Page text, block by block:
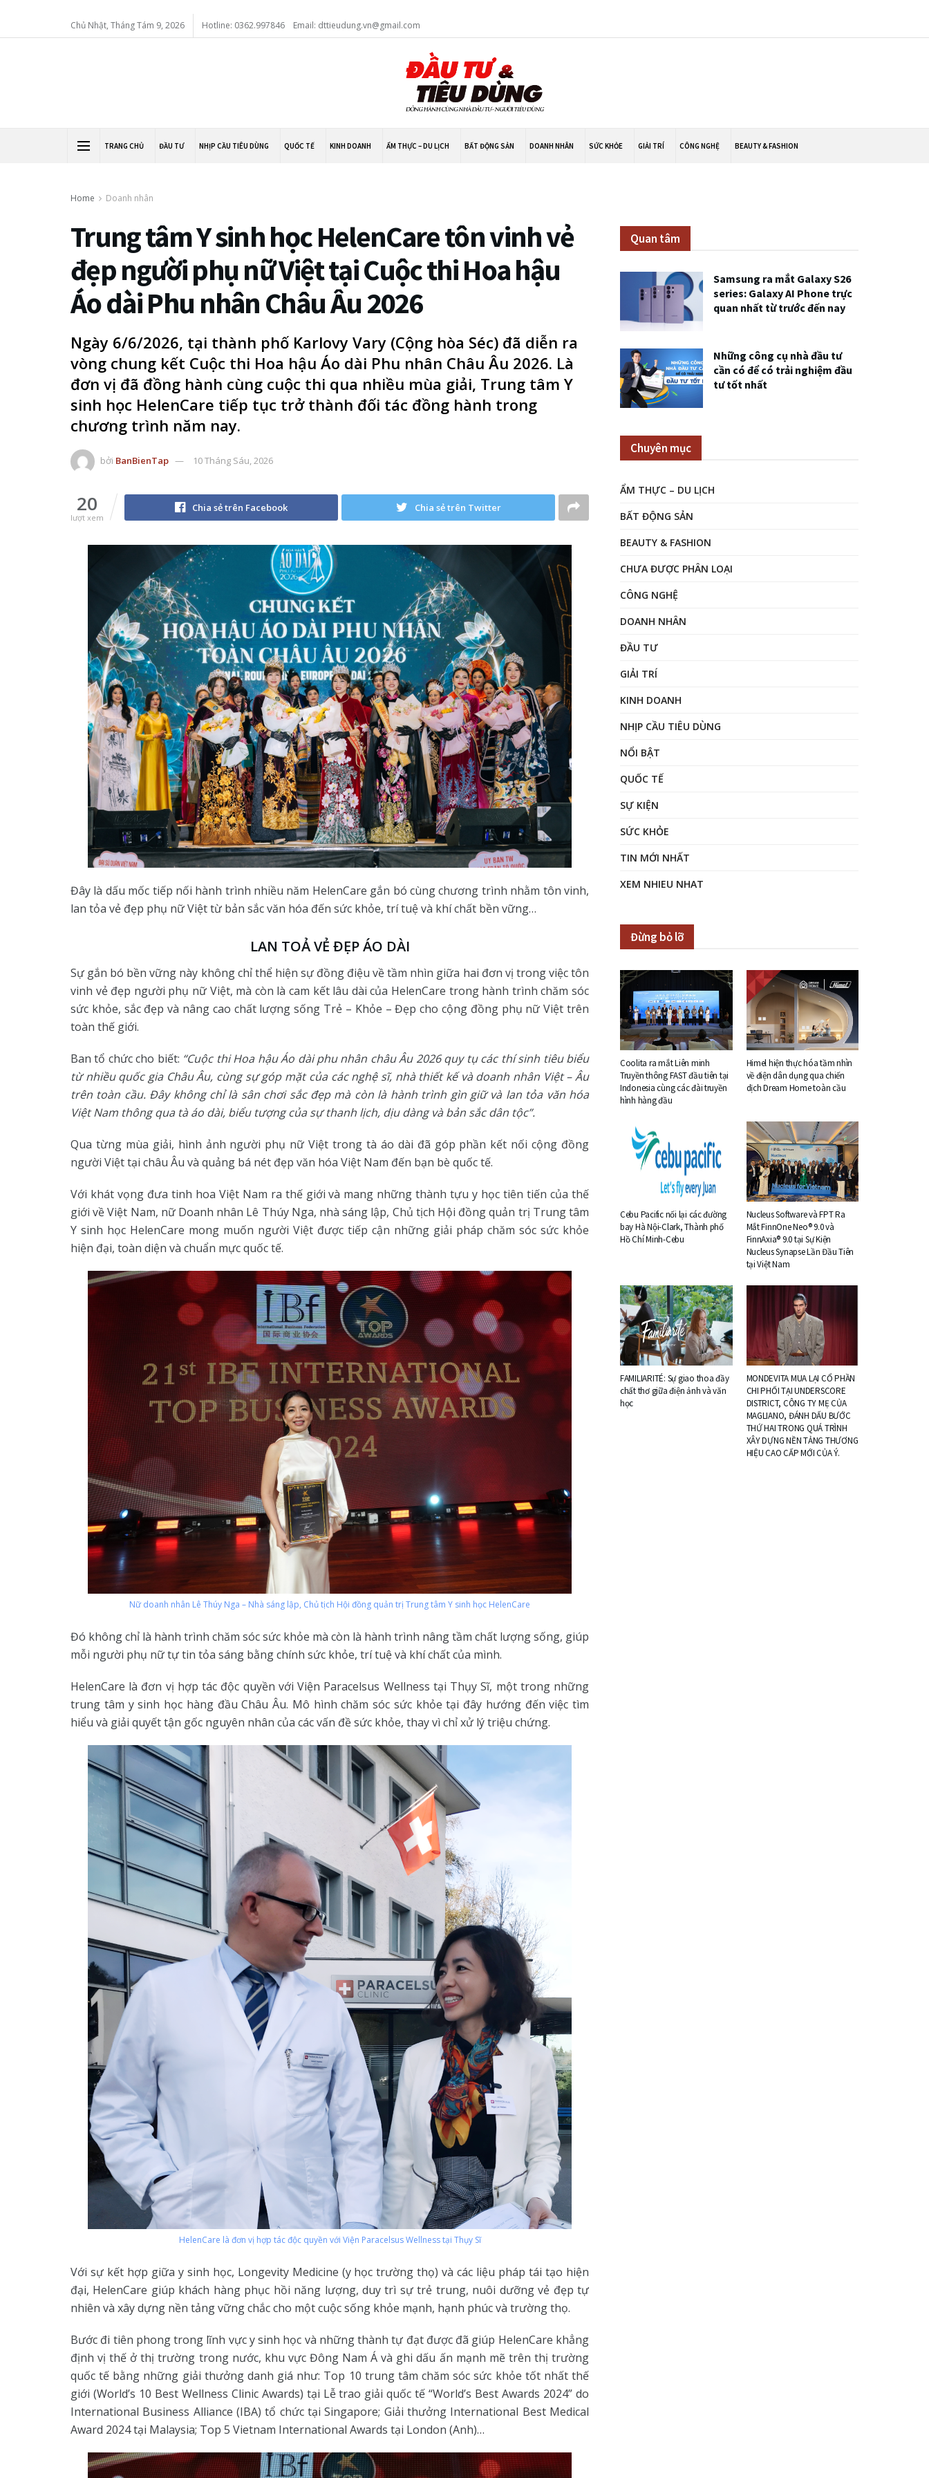
Chủ Nhật, Tháng Tám 9, 2026 Hotline: 0362.997846 Email: dttieudung.vn@gmail.com
TRANG CHỦ ĐẦU TƯ NHỊP CẦU TIÊU DÙNG QUỐC TẾ KINH DOANH ẨM THỰC – DU LỊCH BẤT ĐỘNG SẢN DOANH NHÂN SỨC KHỎE GIẢI TRÍ CÔNG NGHỆ BEAUTY & FASHION
Home Doanh nhân
Trung tâm Y sinh học HelenCare tôn vinh vẻ
đẹp người phụ nữ Việt tại Cuộc thi Hoa hậu
Áo dài Phu nhân Châu Âu 2026
Ngày 6/6/2026, tại thành phố Karlovy Vary (Cộng hòa Séc) đã diễn ra
vòng chung kết Cuộc thi Hoa hậu Áo dài Phu nhân Châu Âu 2026. Là
đơn vị đã đồng hành cùng cuộc thi qua nhiều mùa giải, Trung tâm Y
sinh học HelenCare tiếp tục trở thành đối tác đồng hành trong
chương trình năm nay.
bởi BanBienTap 10 Tháng Sáu, 2026
20
lượt xem
Chia sẻ trên Facebook Chia sẻ trên Twitter
Đây là dấu mốc tiếp nối hành trình nhiều năm HelenCare gắn bó cùng chương trình nhằm tôn vinh,
lan tỏa vẻ đẹp phụ nữ Việt từ bản sắc văn hóa đến sức khỏe, trí tuệ và khí chất bền vững…
LAN TOẢ VẺ ĐẸP ÁO DÀI
Sự gắn bó bền vững này không chỉ thể hiện sự đồng điệu về tầm nhìn giữa hai đơn vị trong việc tôn
vinh vẻ đẹp người phụ nữ Việt, mà còn là cam kết lâu dài của HelenCare trong hành trình chăm sóc
sức khỏe, sắc đẹp và nâng cao chất lượng sống Trẻ – Khỏe – Đẹp cho cộng đồng phụ nữ Việt trên
toàn thế giới.
Ban tổ chức cho biết: “Cuộc thi Hoa hậu Áo dài phu nhân châu Âu 2026 quy tụ các thí sinh tiêu biểu
từ nhiều quốc gia Châu Âu, cùng sự góp mặt của các nghệ sĩ, nhà thiết kế và doanh nhân Việt – Âu
trên toàn cầu. Đây không chỉ là sân chơi sắc đẹp mà còn là hành trình gìn giữ và lan tỏa văn hóa
Việt Nam thông qua tà áo dài, biểu tượng của sự thanh lịch, dịu dàng và bản sắc dân tộc”.
Qua từng mùa giải, hình ảnh người phụ nữ Việt trong tà áo dài đã góp phần kết nối cộng đồng
người Việt tại châu Âu và quảng bá nét đẹp văn hóa Việt Nam đến bạn bè quốc tế.
Với khát vọng đưa tinh hoa Việt Nam ra thế giới và mang những thành tựu y học tiên tiến của thế
giới về Việt Nam, nữ Doanh nhân Lê Thúy Nga, nhà sáng lập, Chủ tịch Hội đồng quản trị Trung tâm
Y sinh học HelenCare mong muốn người Việt được tiếp cận những giải pháp chăm sóc sức khỏe
hiện đại, toàn diện và chuẩn mực quốc tế.
Nữ doanh nhân Lê Thúy Nga – Nhà sáng lập, Chủ tịch Hội đồng quản trị Trung tâm Y sinh học HelenCare
Đó không chỉ là hành trình chăm sóc sức khỏe mà còn là hành trình nâng tầm chất lượng sống, giúp
mỗi người phụ nữ tự tin tỏa sáng bằng chính sức khỏe, trí tuệ và khí chất của mình.
HelenCare là đơn vị hợp tác độc quyền với Viện Paracelsus Wellness tại Thụy Sĩ, một trong những
trung tâm y sinh học hàng đầu Châu Âu. Mô hình chăm sóc sức khỏe tại đây hướng đến việc tìm
hiểu và giải quyết tận gốc nguyên nhân của các vấn đề sức khỏe, thay vì chỉ xử lý triệu chứng.
HelenCare là đơn vị hợp tác độc quyền với Viện Paracelsus Wellness tại Thụy Sĩ
Với sự kết hợp giữa y sinh học, Longevity Medicine (y học trường thọ) và các liệu pháp tái tạo hiện
đại, HelenCare giúp khách hàng phục hồi năng lượng, duy trì sự trẻ trung, nuôi dưỡng vẻ đẹp tự
nhiên và xây dựng nền tảng vững chắc cho một cuộc sống khỏe mạnh, hạnh phúc và trường thọ.
Bước đi tiên phong trong lĩnh vực y sinh học và những thành tự đạt được đã giúp HelenCare khẳng
định vị thế ở thị trường trong nước, khu vực Đông Nam Á và ghi dấu ấn mạnh mẽ trên thị trường
quốc tế bằng những giải thưởng danh giá như: Top 10 trung tâm chăm sóc sức khỏe tốt nhất thế
giới (World’s 10 Best Wellness Clinic Awards) tại Lễ trao giải quốc tế “World’s Best Awards 2024” do
International Business Alliance (IBA) tổ chức tại Singapore; Giải thưởng International Best Medical
Award 2024 tại Malaysia; Top 5 Vietnam International Awards tại London (Anh)…
Quan tâm
Samsung ra mắt Galaxy S26
series: Galaxy AI Phone trực
quan nhất từ trước đến nay
Những công cụ nhà đầu tư
cần có để có trải nghiệm đầu
tư tốt nhất
Chuyên mục
ẨM THỰC – DU LỊCH
BẤT ĐỘNG SẢN
BEAUTY & FASHION
CHƯA ĐƯỢC PHÂN LOẠI
CÔNG NGHỆ
DOANH NHÂN
ĐẦU TƯ
GIẢI TRÍ
KINH DOANH
NHỊP CẦU TIÊU DÙNG
NỔI BẬT
QUỐC TẾ
SỰ KIỆN
SỨC KHỎE
TIN MỚI NHẤT
XEM NHIEU NHAT
Đừng bỏ lỡ
Coolita ra mắt Liên minh
Truyền thông FAST đầu tiên tại
Indonesia cùng các đài truyền
hình hàng đầu
Himel hiện thực hóa tầm nhìn
về điện dân dụng qua chiến
dịch Dream Home toàn cầu
Cebu Pacific nối lại các đường
bay Hà Nội-Clark, Thành phố
Hồ Chí Minh-Cebu
Nucleus Software và FPT Ra
Mắt FinnOne Neo® 9.0 và
FinnAxia® 9.0 tại Sự Kiện
Nucleus Synapse Lần Đầu Tiên
tại Việt Nam
FAMILIARITÉ: Sự giao thoa đầy
chất thơ giữa điện ảnh và văn
học
MONDEVITA MUA LẠI CỔ PHẦN
CHI PHỐI TẠI UNDERSCORE
DISTRICT, CÔNG TY MẸ CỦA
MAGLIANO, ĐÁNH DẤU BƯỚC
THỨ HAI TRONG QUÁ TRÌNH
XÂY DỰNG NỀN TẢNG THƯƠNG
HIỆU CAO CẤP MỚI CỦA Ý.